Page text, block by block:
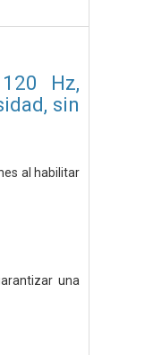
Hz,
sin
al habilitar
una